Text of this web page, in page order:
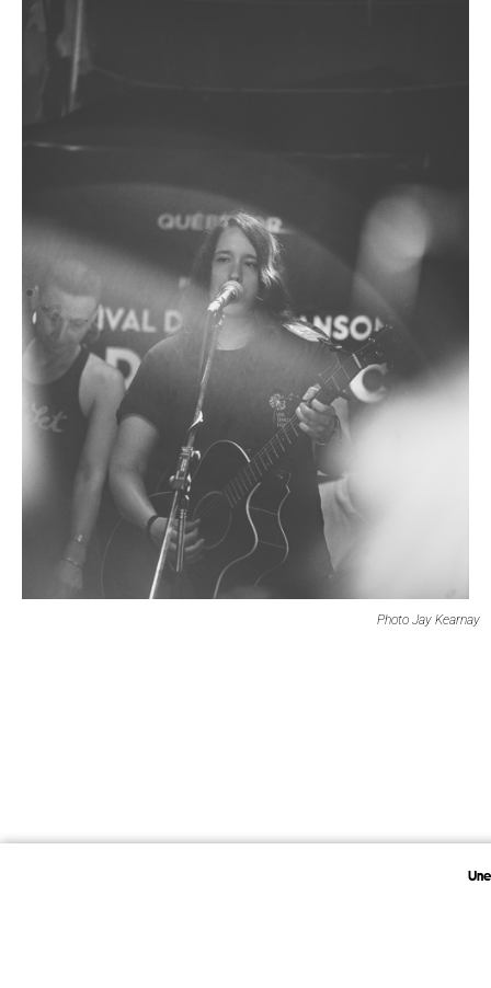
Photo Jay Kearnay